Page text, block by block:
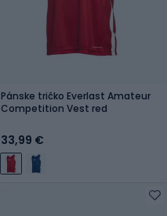
Pánske tričko Everlast Amateur
Competition Vest red
33,99 €